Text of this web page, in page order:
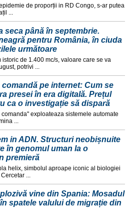
de proporții in RD Congo, s-ar putea
...
seca până în septembrie.
pentru România, în ciuda
următoare
de 1.400 mc/s, valoare care se va
potrivi ...
comandă pe internet: Cum se
presei în era digitală. Prețul
ca o investigație să dispară
exploateaza sistemele automate
...
in ADN. Structuri neobișnuite
în genomul uman la o
premieră
helix, simbolul aproape iconic al biologiei
...
vine din Spania: Mosadul
spatele valului de migrație din